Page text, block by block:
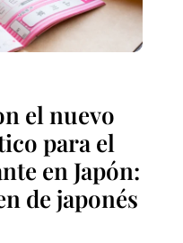
el nuevo
para el
en Japón:
de japonés